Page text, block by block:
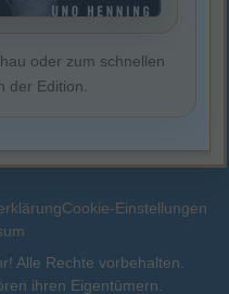
oder zum schnellen
der Edition.
Cookie-Einstellungen
Alle Rechte vorbehalten.
ihren Eigentümern.